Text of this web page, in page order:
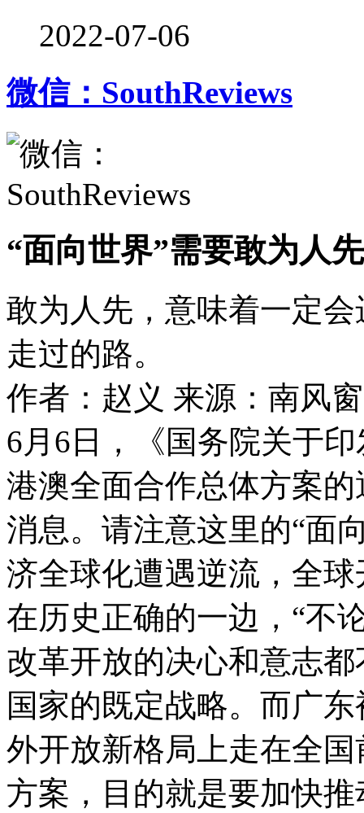
2022-07-06
微信：SouthReviews
“面向世界”需要敢为人先
敢为人先，意味着一定
走过的路。
作者：赵义 来源：南风窗
6月6日，《国务院关于
港澳全面合作总体方案
消息。请注意这里的“面
济全球化遭遇逆流，全
在历史正确的一边，“不
改革开放的决心和意志
国家的既定战略。而广
外开放新格局上走在全
方案，目的就是要加快